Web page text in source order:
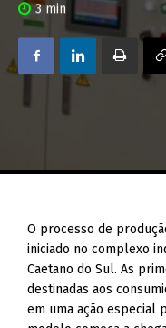
3min
O processo de
iniciado no complexo
Caetano do Sul. As
destinadas aos
em uma ação especial